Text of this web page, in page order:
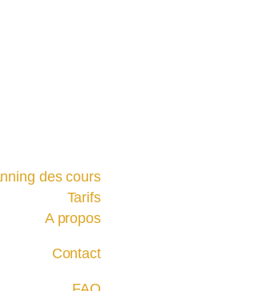
des cours
Tarifs
A propos
Contact